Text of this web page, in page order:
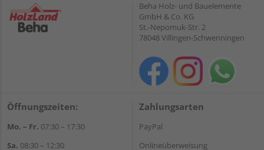
Beha Holz- und Bauelemente
GmbH & Co. KG
St.-Nepomuk-Str. 2
78048 Villingen-Schwenningen
Öffnungszeiten:
Mo. – Fr. 07:30 – 17:30
Sa. 08:30 – 12:30
Zahlungsarten
PayPal
Onlineüberweisung